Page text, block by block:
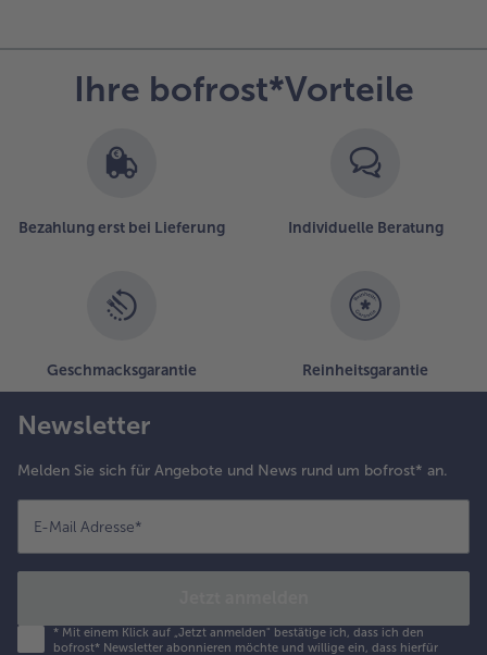
Ihre bofrost*Vorteile
Bezahlung erst bei Lieferung Individuelle Beratung
Geschmacksgarantie Reinheitsgarantie
Newsletter
Melden Sie sich für Angebote und News rund um bofrost* an.
E-Mail Adresse*
* Mit einem Klick auf „Jetzt anmelden" bestätige ich, dass ich den
bofrost* Newsletter abonnieren möchte und willige ein, dass hierfür